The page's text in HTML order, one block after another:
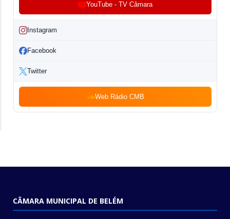
YouTube - TV Câmara
Instagram
Facebook
Twitter
Web Rádio CMB
CÂMARA MUNICIPAL DE BELÉM